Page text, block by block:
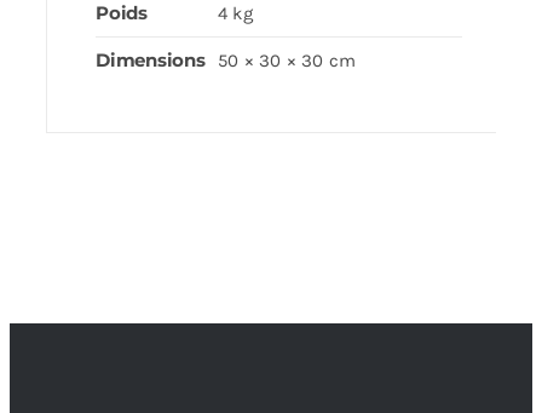
Poids 4 kg
Dimensions 50 × 30 × 30 cm